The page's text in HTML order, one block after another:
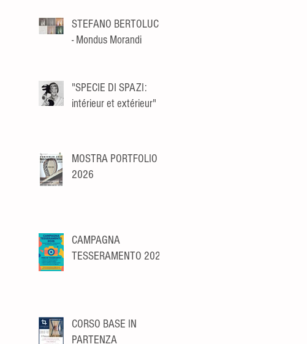
STEFANO BERTOLUCCI
- Mondus Morandi
"SPECIE DI SPAZI:
intérieur et extérieur"
MOSTRA PORTFOLIO
2026
CAMPAGNA
TESSERAMENTO 2026
CORSO BASE IN
PARTENZA